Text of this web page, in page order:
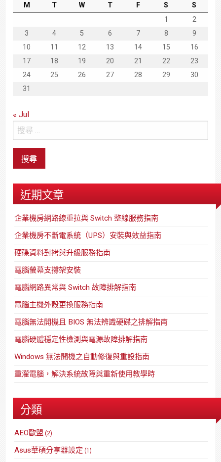
M T W T F S
S
1
2
3
4 5 6 7 8
9
10
11 12 13 14 15
16
17
18 19 20 21 22
23
24
25 26 27 28 29
30
31
« Jul
近期文章
企業機房網路線重拉與 Switch 整線服務指南
企業機房不斷電系統（UPS）安裝與效益指南
硬碟資料對拷與升級服務指南
電腦螢幕支撐架安裝
電腦網路異常與 Switch 故障排解指南
電腦主機外殼更換服務指南
電腦無法開機且 BIOS 無法辨識硬碟之排解指南
電腦硬體穩定性檢測與電源故障排解指南
Windows 無法開機之自動修復與重設指南
重灌電腦，解決系統故障與重新使用教學時
分類
AEO歐盟 (2)
Asus華碩分享器設定 (1)